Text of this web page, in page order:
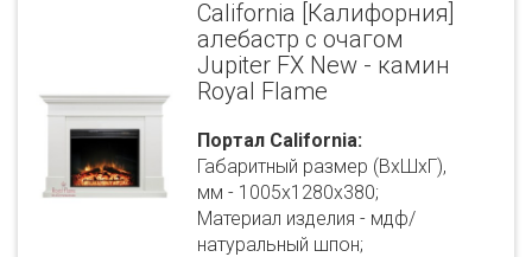
California [Калифорния]
алебастр с очагом
Jupiter FX New - камин
Royal Flame
Портал California:
Габаритный размер (ВхШхГ),
мм - 1005х1280х380;
Материал изделия - мдф/
натуральный шпон;